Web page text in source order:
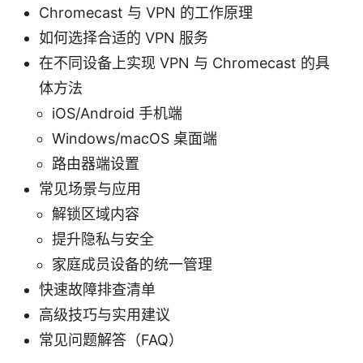
Chromecast 与 VPN 的工作原理
如何选择合适的 VPN 服务
在不同设备上实现 VPN 与 Chromecast 的具
体方法
iOS/Android 手机端
Windows/macOS 桌面端
路由器端设置
常见场景与应用
解锁区域内容
提升隐私与安全
家庭成员设备的统一管理
快速故障排查清单
高级技巧与实用建议
常见问题解答（FAQ）